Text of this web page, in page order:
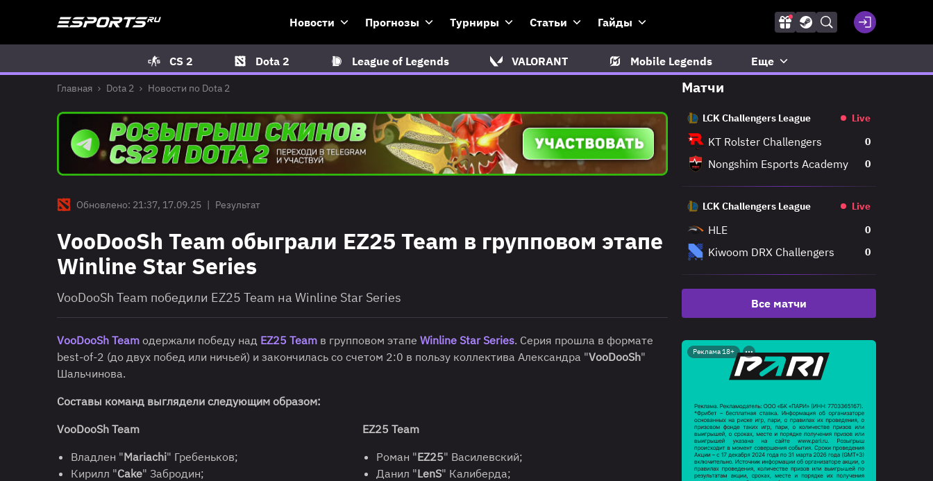
Новости Прогнозы Турниры Статьи Гайды
CS 2 Dota 2 League of Legends VALORANT Mobile Legends Еще
Главная Dota 2 Новости по Dota 2
Обновлено: 21:37, 17.09.25 | Результат
VooDooSh Team обыграли EZ25 Team в групповом этапе
Winline Star Series
VooDooSh Team победили EZ25 Team на Winline Star Series
VooDooSh Team одержали победу над EZ25 Team в групповом этапе Winline Star Series. Серия прошла в формате
best-of-2 (до двух побед или ничьей) и закончилась со счетом 2:0 в пользу коллектива Александра "VooDooSh"
Шальчинова.
Составы команд выглядели следующим образом:
VooDooSh Team
Владлен "Mariachi" Гребеньков;
Кирилл "Cake" Забродин;
EZ25 Team
Роман "EZ25" Василевский;
Данил "LenS" Калиберда;
Матчи
LCK Challengers League Live
KT Rolster Challengers 0
Nongshim Esports Academy 0
LCK Challengers League Live
HLE 0
Kiwoom DRX Challengers 0
Все матчи
Реклама 18+